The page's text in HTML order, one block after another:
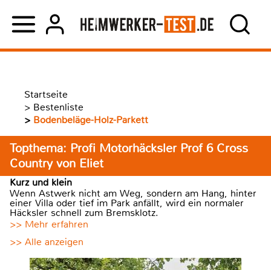
Startseite
> Bestenliste
> Bodenbeläge-Holz-Parkett
Topthema: Profi Motorhäcksler Prof 6 Cross
Country von Eliet
Kurz und klein
Wenn Astwerk nicht am Weg, sondern am Hang, hinter
einer Villa oder tief im Park anfällt, wird ein normaler
Häcksler schnell zum Bremsklotz.
>> Mehr erfahren
>> Alle anzeigen